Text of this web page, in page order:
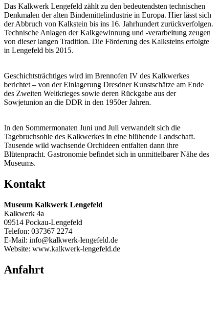
Das Kalkwerk Lengefeld zählt zu den bedeutendsten technischen
Denkmalen der alten Bindemittelindustrie in Europa. Hier lässt sich
der Abbruch von Kalkstein bis ins 16. Jahrhundert zurückverfolgen.
Technische Anlagen der Kalkgewinnung und -verarbeitung zeugen
von dieser langen Tradition. Die Förderung des Kalksteins erfolgte
in Lengefeld bis 2015.
Geschichtsträchtiges wird im Brennofen IV des Kalkwerkes
berichtet – von der Einlagerung Dresdner Kunstschätze am Ende
des Zweiten Weltkrieges sowie deren Rückgabe aus der
Sowjetunion an die DDR in den 1950er Jahren.
In den Sommermonaten Juni und Juli verwandelt sich die
Tagebruchsohle des Kalkwerkes in eine blühende Landschaft.
Tausende wild wachsende Orchideen entfalten dann ihre
Blütenpracht. Gastronomie befindet sich in unmittelbarer Nähe des
Museums.
Kontakt
Museum Kalkwerk Lengefeld
Kalkwerk 4a
09514 Pockau-Lengefeld
Telefon: 037367 2274
E-Mail: info@kalkwerk-lengefeld.de
Website: www.kalkwerk-lengefeld.de
Anfahrt